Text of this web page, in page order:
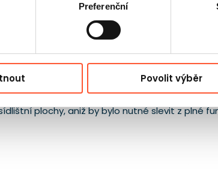
Preferenční
Povolit výběr
zóny, ale bude stále působit jako
přívětivý, přirozený charakter. Formát o
plochy, aniž by bylo nutné slevit z plné